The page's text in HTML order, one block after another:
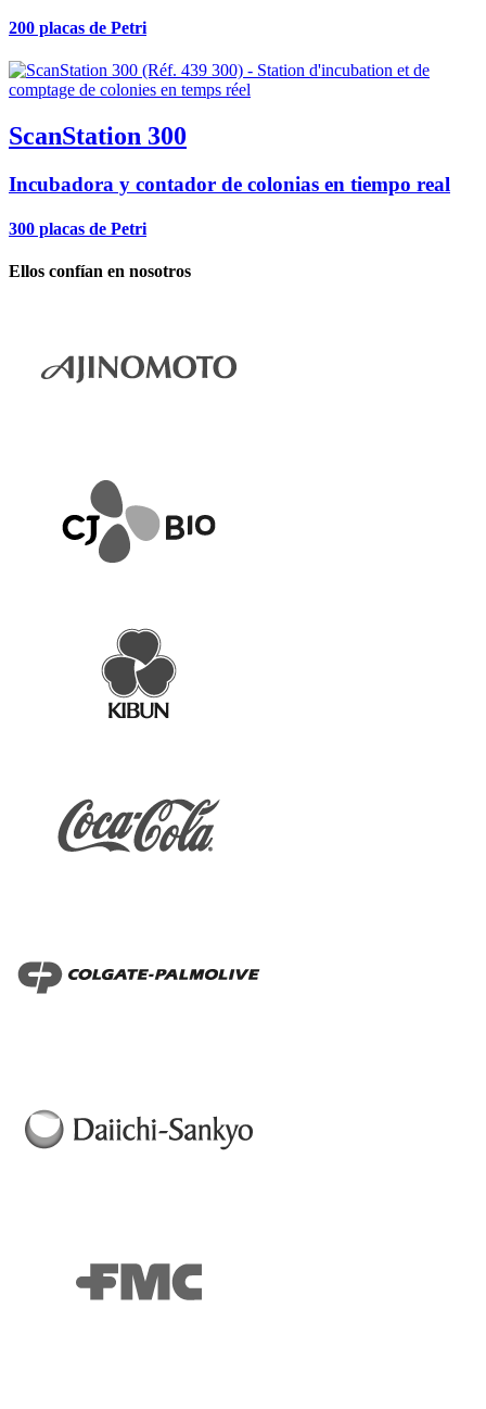
200 placas de Petri
ScanStation 300
Incubadora y contador de colonias en tiempo real
300 placas de Petri
Ellos confían en nosotros